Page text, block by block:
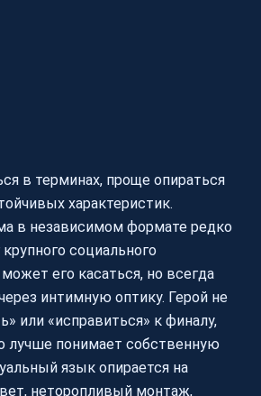
в терминах, проще опираться
характеристик.
в независимом формате редко
социального
его касаться, но всегда
интимную оптику. Герой не
или «исправиться» к финалу,
лучше понимает собственную
язык опирается на
неторопливый монтаж,